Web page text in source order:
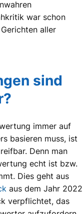
war schon
aller
sind
immer auf
basieren muss, ist
Denn man
echt ist bzw.
Dies geht aus
aus dem Jahr 2022
verpflichtet, das